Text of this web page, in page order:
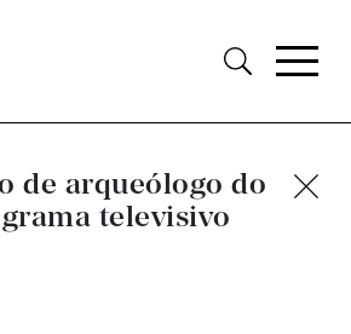
de arqueólogo do
televisivo